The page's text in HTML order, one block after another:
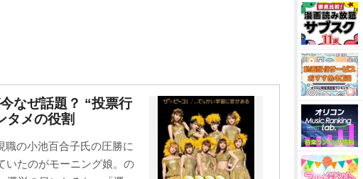
なぜ話題？ “投票行
タメの役割
職の小池百合子氏の圧勝に
いたのがモーニング娘。の